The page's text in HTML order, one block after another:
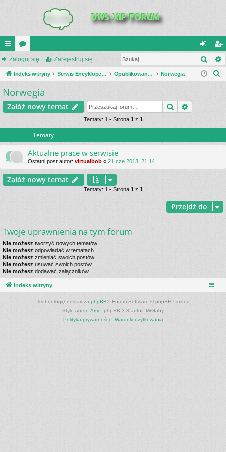
UI
C
K
_L
or
a
al
og
ar
ej
Zaloguj się Zarejestruj się
Indeks witryny Serwis Encyklopedia Uzbrojenia Opublikowane zestawienia Norwegia
j
Norwegia
Załóż nowy temat Szukaj
Tematy: 1 • Strona 1 z 1
Tematy
Aktualne prace w serwisie
Ostatni post autor: virtualbob « 21 cze 2013, 21:14
Załóż nowy temat
Tematy: 1 • Strona 1 z 1
Przejdź do
Twoje uprawnienia na tym forum
Nie możesz tworzyć nowych tematów
Nie możesz odpowiadać w tematach
Nie możesz zmieniać swoich postów
Nie możesz usuwać swoich postów
Nie możesz dodawać załączników
Indeks witryny
Technologię dostarcza phpBB® Forum Software © phpBB Limited
Style autor: Arty - phpBB 3.3 autor: MrGaby
Polityka prywatności| Warunki użytkowania